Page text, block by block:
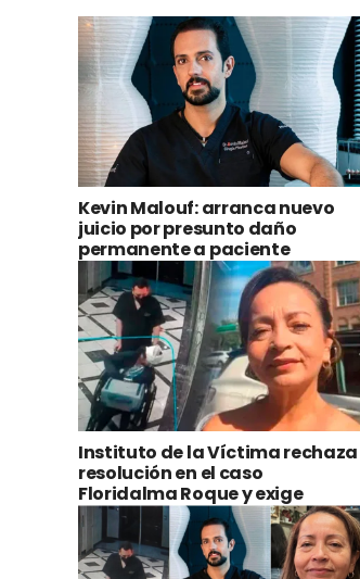
Kevin Malouf: arranca nuevo
juicio por presunto daño
permanente a paciente
Instituto de la Víctima rechaza
resolución en el caso
Floridalma Roque y exige
justicia